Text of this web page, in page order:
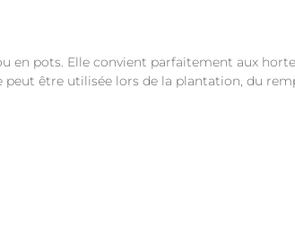
en pots. Elle convient parfaitement aux
peut être utilisée lors de la plantation, du